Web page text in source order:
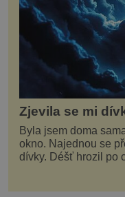
Zjevila se mi
Byla jsem doma
okno. Najednou se
dívky. Déšť hrozil po
bouřka. Do topolů